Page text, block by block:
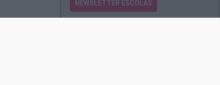
NEWSLETTER ESCOLAS